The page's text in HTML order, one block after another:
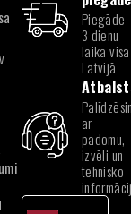
Piegāde
3 dienu
laikā visā
Latvijā
ar
padomu,
izvēli un
tehnisko